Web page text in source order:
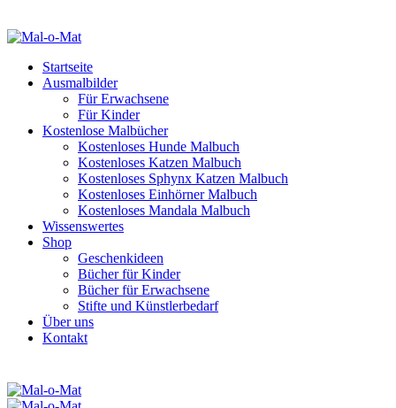
Startseite
Ausmalbilder
Für Erwachsene
Für Kinder
Kostenlose Malbücher
Kostenloses Hunde Malbuch
Kostenloses Katzen Malbuch
Kostenloses Sphynx Katzen Malbuch
Kostenloses Einhörner Malbuch
Kostenloses Mandala Malbuch
Wissenswertes
Shop
Geschenkideen
Bücher für Kinder
Bücher für Erwachsene
Stifte und Künstlerbedarf
Über uns
Kontakt